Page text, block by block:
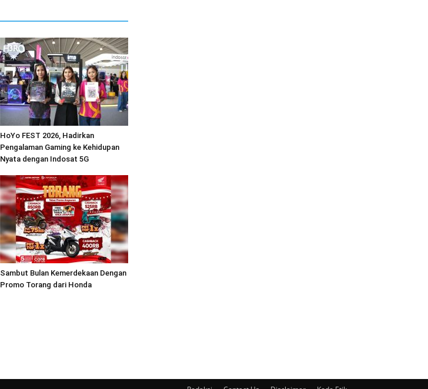
HoYo FEST 2026, Hadirkan
Pengalaman Gaming ke Kehidupan
Nyata dengan Indosat 5G
Sambut Bulan Kemerdekaan Dengan
Promo Torang dari Honda